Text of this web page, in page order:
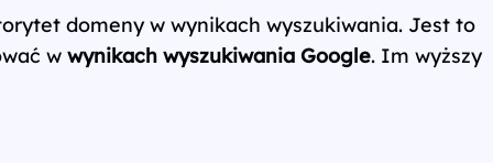
domeny w wynikach wyszukiwania. Jest to
w wynikach wyszukiwania Google. Im wyższy